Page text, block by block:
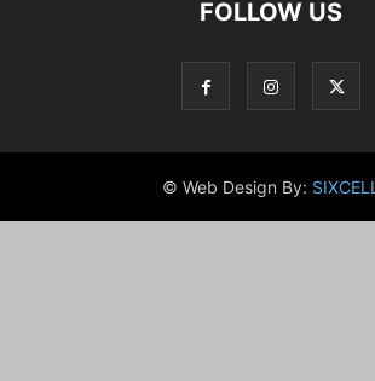
FOLLOW US
© Web Design By: SIXCELL